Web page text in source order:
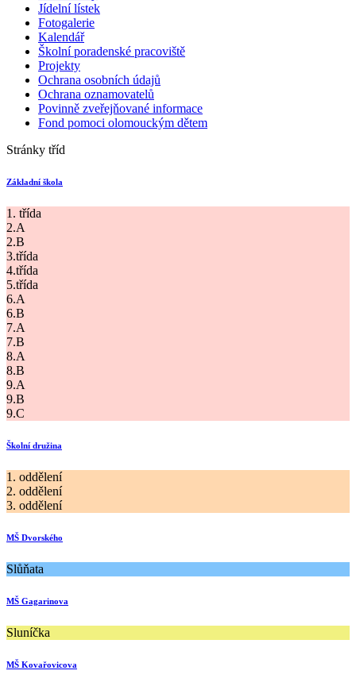
Jídelní lístek
Fotogalerie
Kalendář
Školní poradenské pracoviště
Projekty
Ochrana osobních údajů
Ochrana oznamovatelů
Povinně zveřejňované informace
Fond pomoci olomouckým dětem
Stránky tříd
Základní škola
1. třída
2.A
2.B
3.třída
4.třída
5.třída
6.A
6.B
7.A
7.B
8.A
8.B
9.A
9.B
9.C
Školní družina
1. oddělení
2. oddělení
3. oddělení
MŠ Dvorského
Slůňata
MŠ Gagarinova
Sluníčka
MŠ Kovařovicova